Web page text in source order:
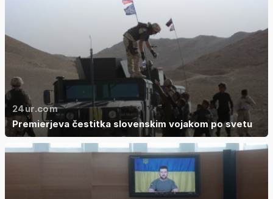
24ur.com
Premierjeva čestitka slovenskim vojakom po svetu